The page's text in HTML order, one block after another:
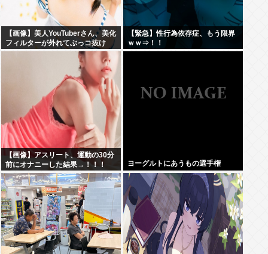
【画像】美人YouTuberさん、美化
フィルターが外れてぶっコ抜け
www
【緊急】性行為依存症、もう限界
ｗｗ⇒！！
【画像】アスリート、運動の30分
前にオナニーした結果→！！！
ヨーグルトにあうもの選手権